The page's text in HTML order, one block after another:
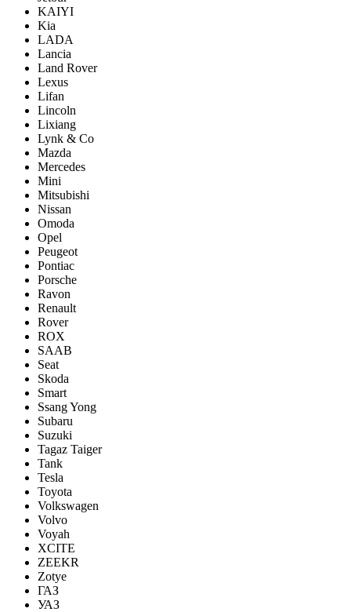
KAIYI
Kia
LADA
Lancia
Land Rover
Lexus
Lifan
Lincoln
Lixiang
Lynk & Co
Mazda
Mercedes
Mini
Mitsubishi
Nissan
Omoda
Opel
Peugeot
Pontiac
Porsсhe
Ravon
Renault
Rover
ROX
SAAB
Seat
Skoda
Smart
Ssang Yong
Subaru
Suzuki
Tagaz Taiger
Tank
Tesla
Toyota
Volkswagen
Volvo
Voyah
XCITE
ZEEKR
Zotye
ГАЗ
УАЗ